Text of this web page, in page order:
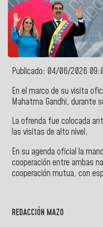
Publicado: 04/06/2026
En el marco de su visita
Mahatma Gandhi, durante
La ofrenda fue colocada
las visitas de alto nivel.
En su agenda oficial la
cooperación entre ambas
cooperación mutua, con
REDACCIÓN MAZO